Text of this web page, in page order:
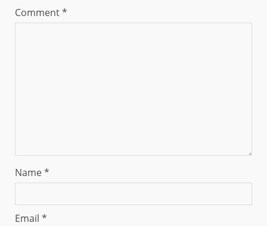
Comment*
Name*
Email *